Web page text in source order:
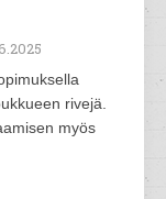
rivejä.
myös